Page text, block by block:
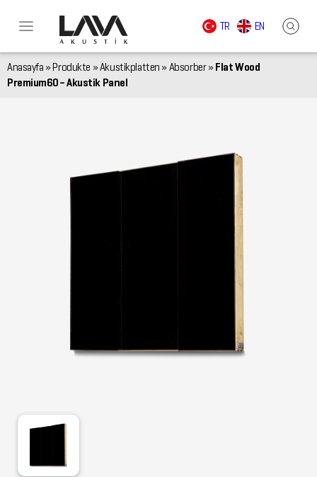
TR EN
Anasayfa »Produkte »Akustikplatten » Absorber» Flat Wood
Premium60 – Akustik Panel